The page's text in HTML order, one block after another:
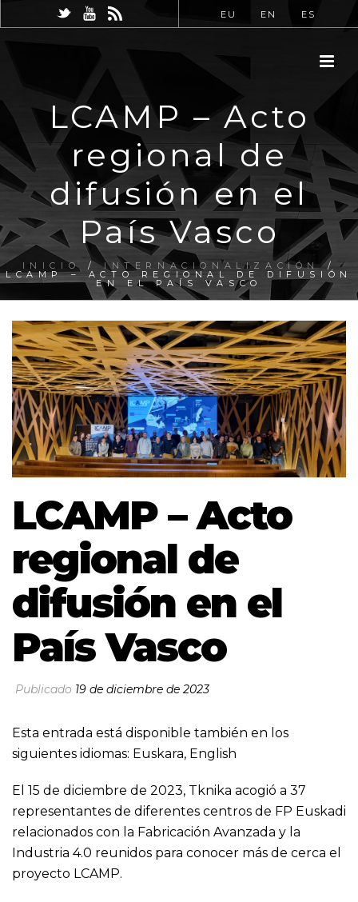
EU EN ES
LCAMP – Acto
regional de
difusión en el
País Vasco
INICIO /INTERNACIONALIZACIÓN/
LCAMP – ACTO REGIONAL DE DIFUSIÓN
EN EL PAÍS VASCO
LCAMP – Acto
regional de
difusión en el
País Vasco
Publicado 19 de diciembre de 2023
Esta entrada está disponible también en los
siguientes idiomas: Euskara, English
El 15 de diciembre de 2023, Tknika acogió a 37
representantes de diferentes centros de FP Euskadi
relacionados con la Fabricación Avanzada y la
Industria 4.0 reunidos para conocer más de cerca el
proyecto LCAMP.